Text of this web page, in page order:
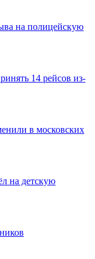
на полицейскую
14 рейсов из-
в московских
на детскую